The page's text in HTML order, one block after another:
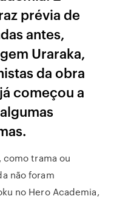
prévia de
antes,
Uraraka,
da obra
começou a
trama ou
não foram
no Hero Academia,